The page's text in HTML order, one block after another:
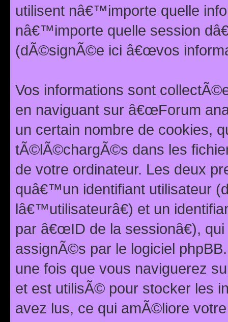
utilisent nâ€™importe quelle
nâ€™importe quelle session
(dÃ©signÃ©e ici â€œvos
Vos informations sont
en naviguant sur â€œForum
un certain nombre de cookies,
tÃ©lÃ©chargÃ©s dans les
de votre ordinateur. Les deux
quâ€™un identifiant utilisateur
lâ€™utilisateurâ€) et un
par â€œID de la sessionâ€),
assignÃ©s par le logiciel
une fois que vous naviguerez
et est utilisÃ© pour stocker les
avez lus, ce qui amÃ©liore